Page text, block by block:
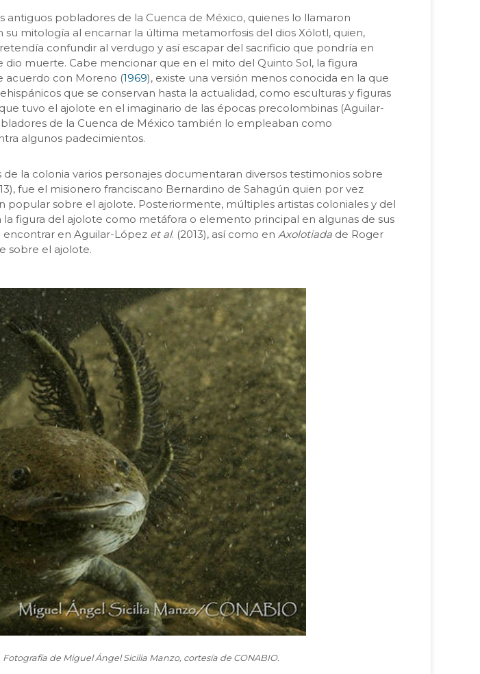
pobladores de la Cuenca de México, quienes lo llamaron
su mitología al encarnar la última metamorfosis del dios Xólotl, quien,
confundir al verdugo y así escapar del sacrificio que pondría en
muerte. Cabe mencionar que en el mito del Quinto Sol, la figura
acuerdo con Moreno (1969), existe una versión menos conocida en la que
que se conservan hasta la actualidad, como esculturas y figuras
tuvo el ajolote en el imaginario de las épocas precolombinas (Aguilar-
de la Cuenca de México también lo empleaban como
algunos padecimientos.
la colonia varios personajes documentaran diversos testimonios sobre
fue el misionero franciscano Bernardino de Sahagún quien por vez
sobre el ajolote. Posteriormente, múltiples artistas coloniales y del
figura del ajolote como metáfora o elemento principal en algunas de sus
encontrar en Aguilar-López et al. (2013), así como en Axolotiada de Roger
sobre el ajolote.
de Miguel Ángel Sicilia Manzo, cortesía de CONABIO.